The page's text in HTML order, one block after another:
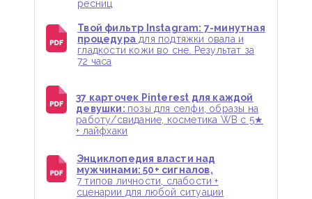
ресниц
Твой фильтр Instagram: 7-минутная
процедурадля подтяжки овала и
гладкости кожи во сне. Результат за
72 часа
37 карточек Pinterest для каждой
девушки: позы для селфи, образы на
работу/свидание, косметика WB с 5★
+ лайфхаки
Энциклопедия власти над
мужчинами: 50+ сигналов,
7 типов личности, слабости +
сценарии для любой ситуации